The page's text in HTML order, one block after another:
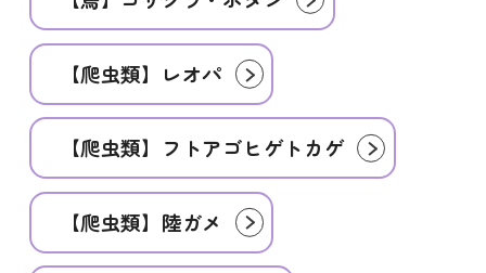
【爬虫類】レオパ
【爬虫類】フトアゴヒゲトカゲ
【爬虫類】陸ガメ